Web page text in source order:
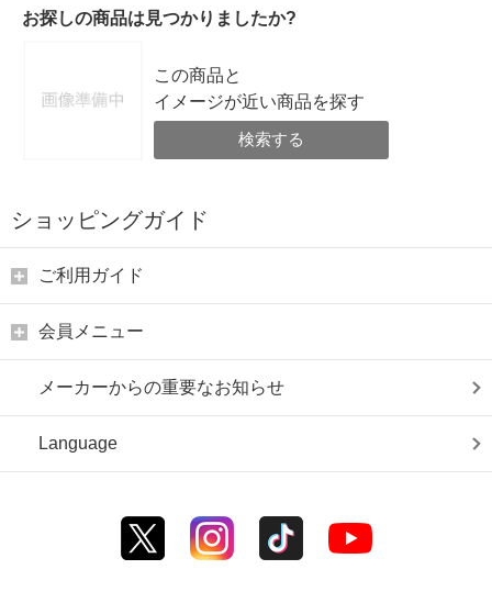
お探しの商品は見つかりましたか?
この商品と
イメージが近い商品を探す
検索する
ショッピングガイド
ご利用ガイド
会員メニュー
メーカーからの重要なお知らせ
Language